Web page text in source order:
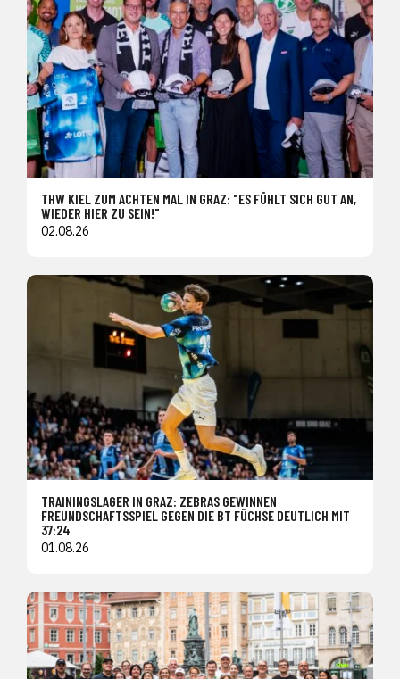
THW KIEL ZUM ACHTEN MAL IN GRAZ: "ES FÜHLT SICH GUT AN,
WIEDER HIER ZU SEIN!"
02.08.26
TRAININGSLAGER IN GRAZ: ZEBRAS GEWINNEN
FREUNDSCHAFTSSPIEL GEGEN DIE BT FÜCHSE DEUTLICH MIT
37:24
01.08.26